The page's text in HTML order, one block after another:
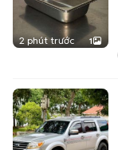
2 phút trước 1